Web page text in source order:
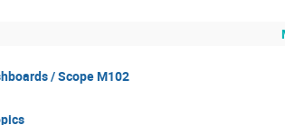
/ Scope M102